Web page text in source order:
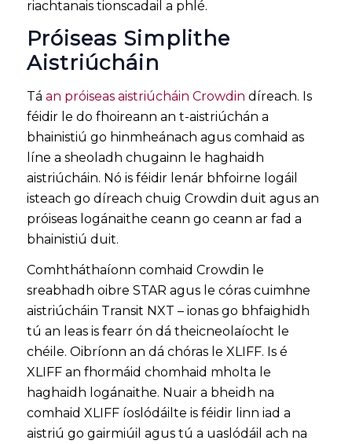
riachtanais tionscadail a phlé.
Próiseas Simplithe
Aistriúcháin
Tá an próiseas aistriúcháin Crowdin díreach. Is
féidir le do fhoireann an t-aistriúchán a
bhainistiú go hinmheánach agus comhaid as
líne a sheoladh chugainn le haghaidh
aistriúcháin. Nó is féidir lenár bhfoirne logáil
isteach go díreach chuig Crowdin duit agus an
próiseas logánaithe ceann go ceann ar fad a
bhainistiú duit.
Comhtháthaíonn comhaid Crowdin le
sreabhadh oibre STAR agus le córas cuimhne
aistriúcháin Transit NXT – ionas go bhfaighidh
tú an leas is fearr ón dá theicneolaíocht le
chéile. Oibríonn an dá chóras le XLIFF. Is é
XLIFF an fhormáid chomhaid mholta le
haghaidh logánaithe. Nuair a bheidh na
comhaid XLIFF íoslódáilte is féidir linn iad a
aistriú go gairmiúil agus tú a uaslódáil ach na